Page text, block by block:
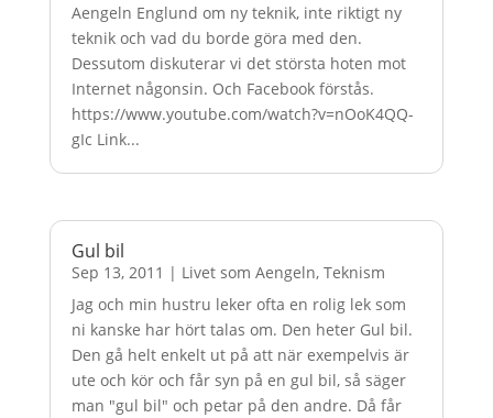
Aengeln Englund om ny teknik, inte riktigt ny
teknik och vad du borde göra med den.
Dessutom diskuterar vi det största hoten mot
Internet någonsin. Och Facebook förstås.
https://www.youtube.com/watch?v=nOoK4QQ-
gIc Link...
Gul bil
Sep 13, 2011 | Livet som Aengeln, Teknism
Jag och min hustru leker ofta en rolig lek som
ni kanske har hört talas om. Den heter Gul bil.
Den gå helt enkelt ut på att när exempelvis är
ute och kör och får syn på en gul bil, så säger
man "gul bil" och petar på den andre. Då får